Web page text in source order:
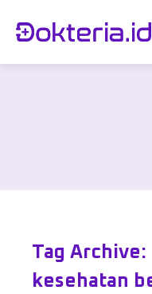
Tag
kesehatan